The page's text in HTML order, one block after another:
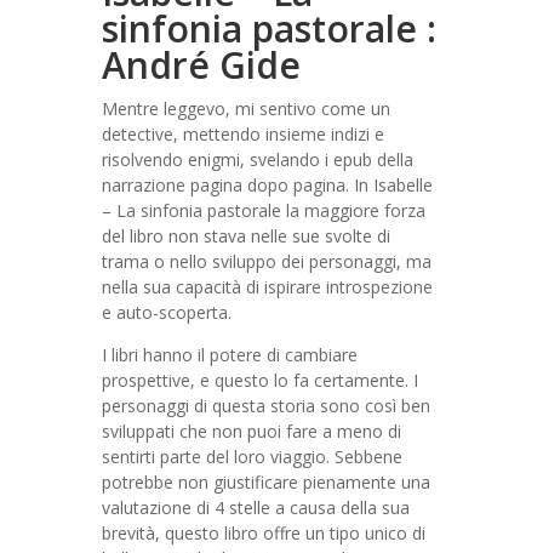
sinfonia pastorale :
André Gide
Mentre leggevo, mi sentivo come un
detective, mettendo insieme indizi e
risolvendo enigmi, svelando i epub della
narrazione pagina dopo pagina. In Isabelle
– La sinfonia pastorale la maggiore forza
del libro non stava nelle sue svolte di
trama o nello sviluppo dei personaggi, ma
nella sua capacità di ispirare introspezione
e auto-scoperta.
I libri hanno il potere di cambiare
prospettive, e questo lo fa certamente. I
personaggi di questa storia sono così ben
sviluppati che non puoi fare a meno di
sentirti parte del loro viaggio. Sebbene
potrebbe non giustificare pienamente una
valutazione di 4 stelle a causa della sua
brevità, questo libro offre un tipo unico di